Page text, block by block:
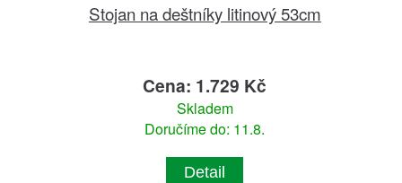
Stojan na deštníky litinový 53cm
Cena: 1.729 Kč
Skladem
Doručíme do: 11.8.
Detail